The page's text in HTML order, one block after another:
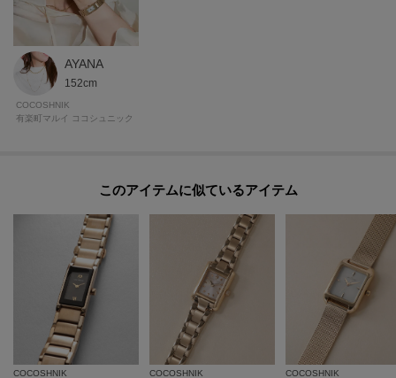
【プレオーダー商品をご注文時の注意点】
◆お届け予定について
実際の商品と仕様、加工、サイズ、素材等が若干異なる場合がございます。
取り扱い方法に関して商品に付いている洗濯ネーム・注意下げ札をご確認く
◆注文取り消し・返品が可能です。商品着荷後の返品も可能です。（ただし
返品送料はお客様負担になります。）
◆お届け時期の違う予約商品を、複数点カートに入れた場合、カートグルー
プは1つになり、商品が全て揃ってからの発送となります。
各お届け時期毎に、商品の発送をご希望の場合は1点づつカートに入れてご購
入ください。
カートグループについてはこちら
AYANA
152cm
COCOSHNIK
有楽町マルイ ココシュニック
このアイテムに似ているアイテム
COCOSHNIK COCOSHNIK COCOSHNIK